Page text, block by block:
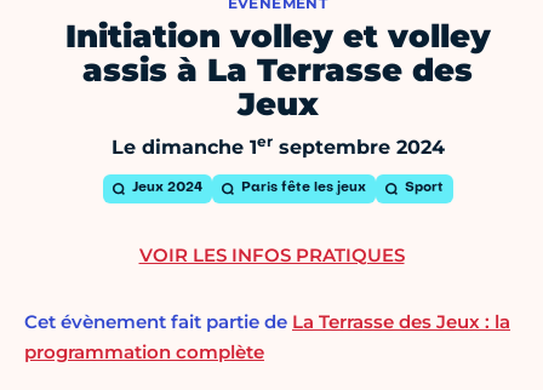
Initiation volley et volley
assis à La Terrasse des
Jeux
Le dimanche 1erseptembre 2024
Jeux 2024 Paris fête les jeux Sport
Cet évènement fait partie de La Terrasse des Jeux : la
programmation complète
VOIR LES INFOS PRATIQUES